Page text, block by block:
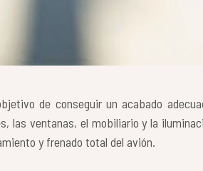
de conseguir un acabado
las ventanas, el mobiliario y la
y frenado total del avión.